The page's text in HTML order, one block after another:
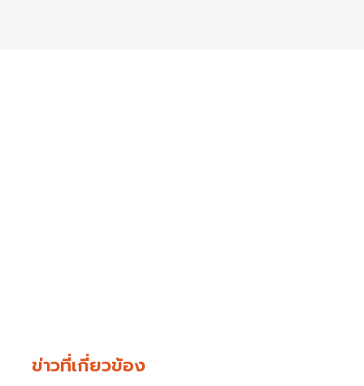
ข่าวที่เกี่ยวข้อง